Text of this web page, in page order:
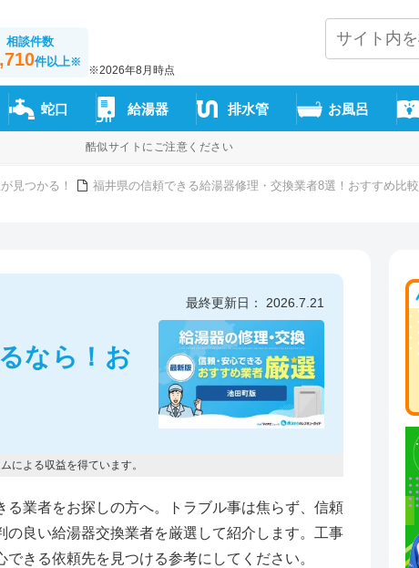
相談件数
件以上※
※2026年8月時点
蛇口 給湯器 排水管 お風呂
酷似サイトにご注意ください
見つかる！ 福井県の信頼できる給湯器修理・交換業者8選！おすすめ比較
なら！お
最終更新日： 2026.7.21
による収益を得ています。
業者をお探しの方へ。トラブル事は焦らず、信頼
良い給湯器交換業者を厳選して紹介します。工事
きる依頼先を見つける参考にしてください。